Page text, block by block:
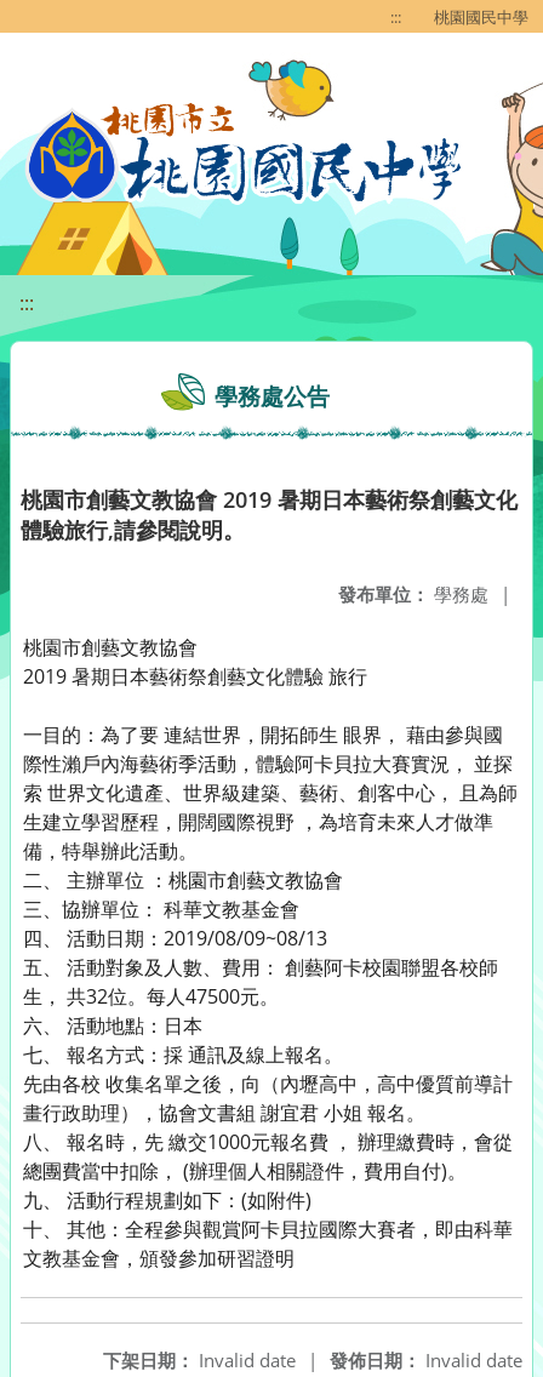
::: 桃園國民中學
:::
學務處公告
桃園市創藝文教協會 2019 暑期日本藝術祭創藝文化
體驗旅行,請參閱說明。
發布單位： 學務處 |
桃園市創藝文教協會
2019 暑期日本藝術祭創藝文化體驗 旅行
一目的：為了要 連結世界，開拓師生 眼界， 藉由參與國
際性瀨戶內海藝術季活動，體驗阿卡貝拉大賽實況， 並探
索 世界文化遺產、世界級建築、藝術、創客中心， 且為師
生建立學習歷程，開闊國際視野 ，為培育未來人才做準
備，特舉辦此活動。
二、 主辦單位 ：桃園市創藝文教協會
三、協辦單位： 科華文教基金會
四、 活動日期：2019/08/09~08/13
五、 活動對象及人數、費用： 創藝阿卡校園聯盟各校師
生， 共32位。每人47500元。
六、 活動地點：日本
七、 報名方式：採 通訊及線上報名。
先由各校 收集名單之後，向（內壢高中，高中優質前導計
畫行政助理）， 協會文書組 謝宜君 小姐 報名。
八、 報名時，先 繳交1000元報名費 ， 辦理繳費時，會從
總團費當中扣除， (辦理個人相關證件，費用自付)。
九、 活動行程規劃如下：(如附件)
十、 其他：全程參與觀賞阿卡貝拉國際大賽者，即由科華
文教基金會， 頒發參加研習證明
發佈日期： Invalid date
下架日期： Invalid date
|